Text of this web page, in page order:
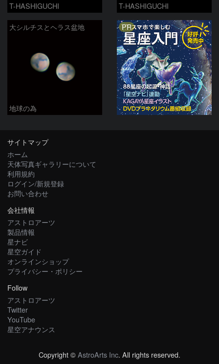
T-HASHIGUCHI T-HASHIGUCHI
大シルチスとヘラス盆地
地球の為
PR
サイトマップ
ホーム
天体写真ギャラリーについて
利用規約
ログイン/新規登録
お問い合わせ
会社情報
アストロアーツ
製品情報
星ナビ
星空ガイド
オンラインショップ
プライバシー・ポリシー
Follow
アストロアーツ
Twitter
YouTube
星空アナウンス
Copyright ©AstroArts Inc. All rights reserved.